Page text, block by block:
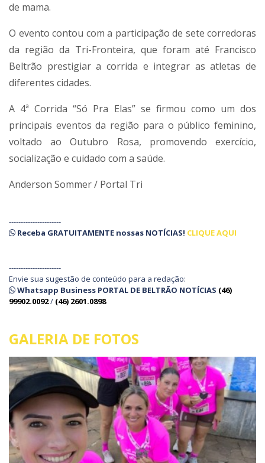
de mama.
O evento contou com a participação de sete corredoras
da região da Tri-Fronteira, que foram até Francisco
Beltrão prestigiar a corrida e integrar as atletas de
diferentes cidades.
A 4ª Corrida “Só Pra Elas” se firmou como um dos
principais eventos da região para o público feminino,
voltado ao Outubro Rosa, promovendo exercício,
socialização e cuidado com a saúde.
Anderson Sommer / Portal Tri
----------------------
Receba GRATUITAMENTE nossas NOTÍCIAS! CLIQUE AQUI
----------------------
Envie sua sugestão de conteúdo para a redação:
Whatsapp Business PORTAL DE BELTRÃO NOTÍCIAS (46)
99902.0092/ (46) 2601.0898
GALERIA DE FOTOS